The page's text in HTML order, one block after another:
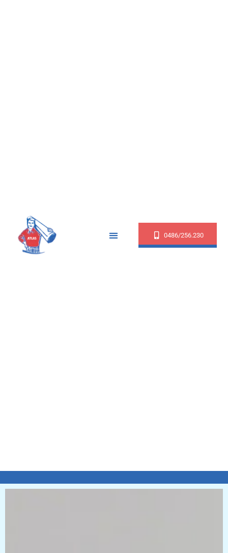
0486/256.230